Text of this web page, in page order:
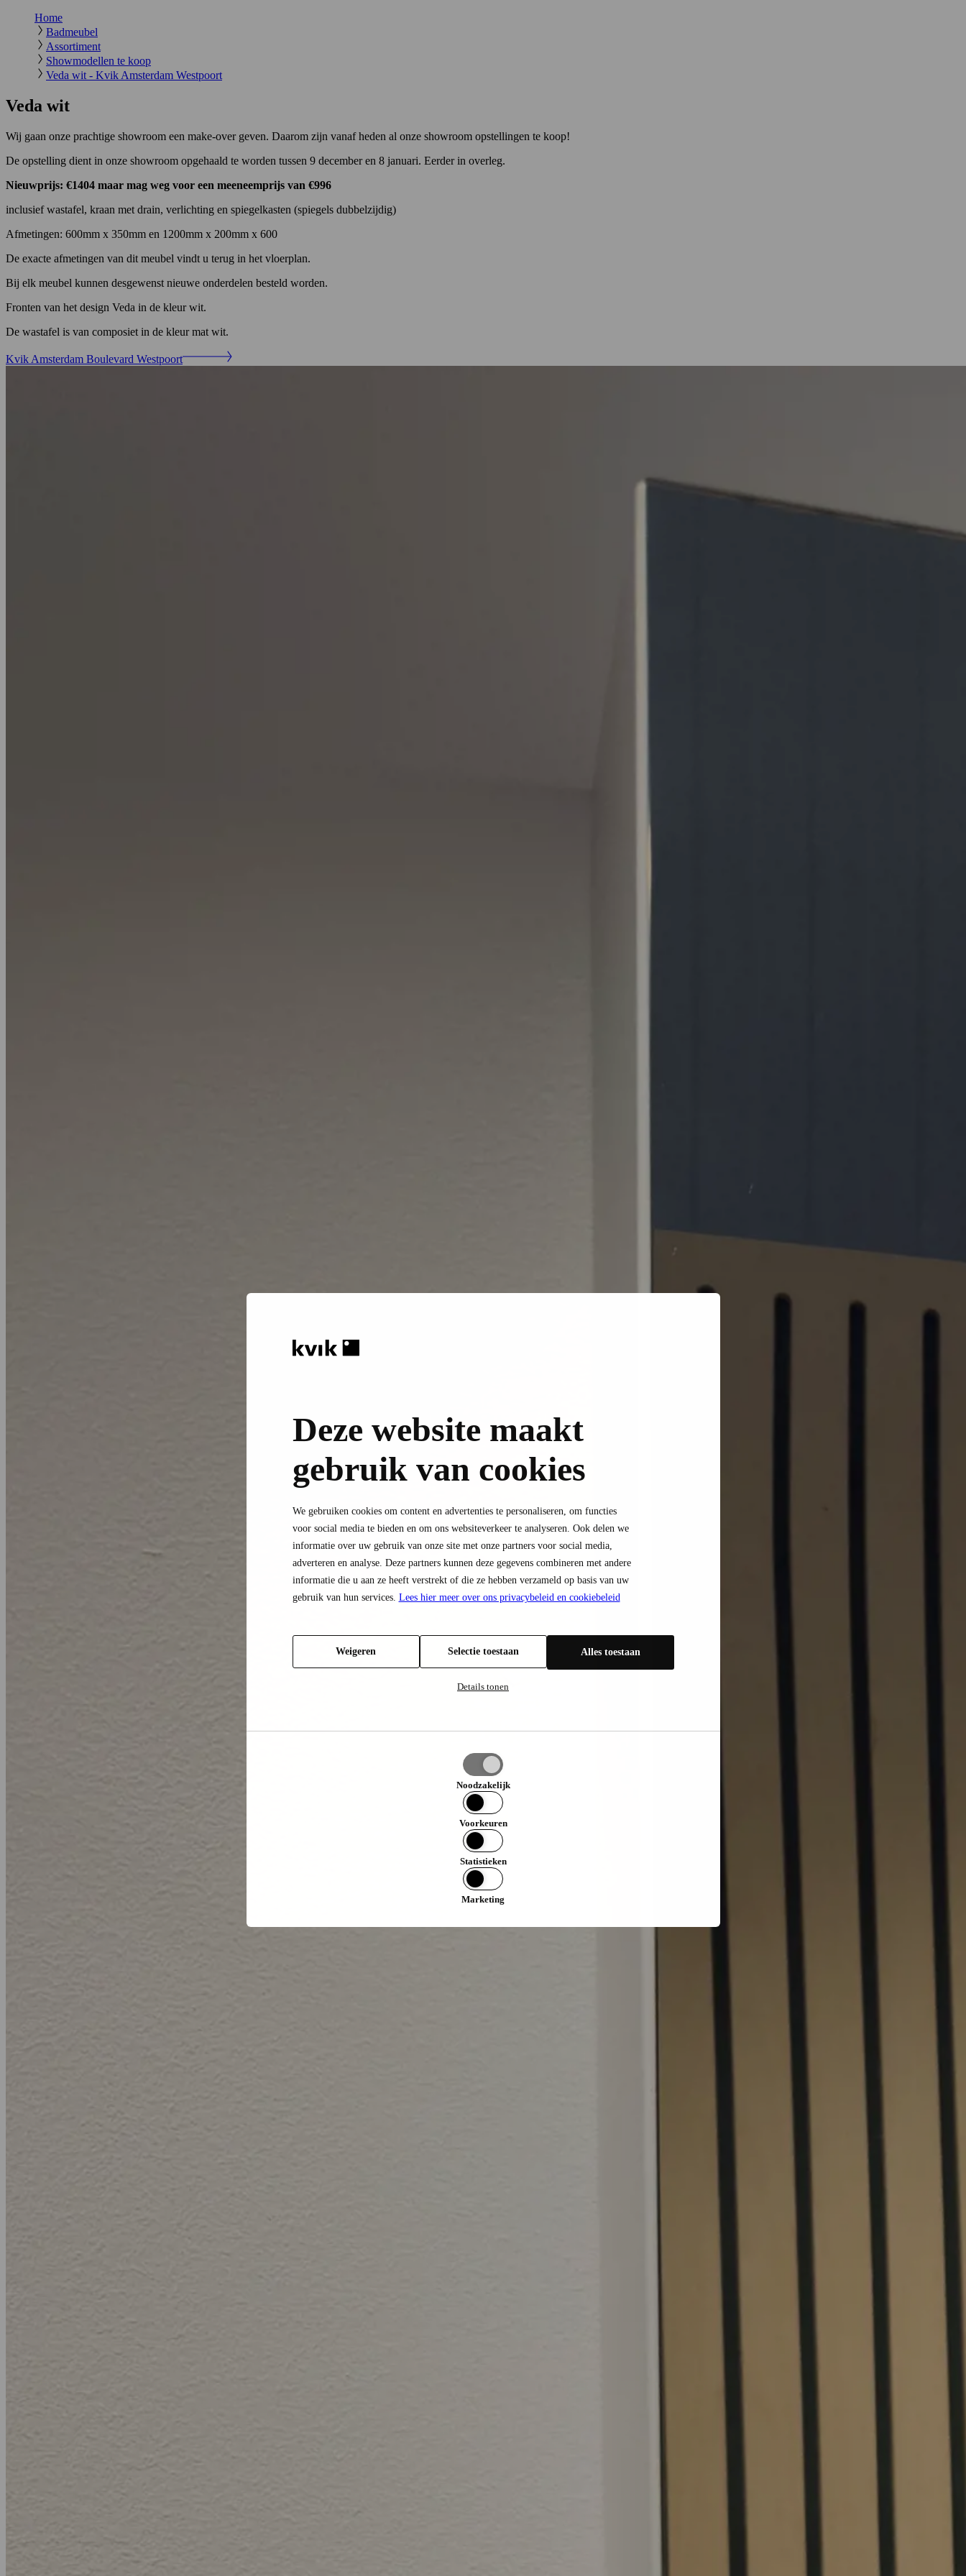
Deze website maakt
gebruik van cookies
We gebruiken cookies om content en advertenties te personaliseren, om functies
voor social media te bieden en om ons websiteverkeer te analyseren. Ook delen we
informatie over uw gebruik van onze site met onze partners voor social media,
adverteren en analyse. Deze partners kunnen deze gegevens combineren met andere
informatie die u aan ze heeft verstrekt of die ze hebben verzameld op basis van uw
gebruik van hun services. Lees hier meer over ons privacybeleid en cookiebeleid
Weigeren Selectie toestaan Alles toestaan
Details tonen
Noodzakelijk
Voorkeuren
Statistieken
Marketing
Home
Badmeubel
Assortiment
Showmodellen te koop
Veda wit - Kvik Amsterdam Westpoort
Veda wit
Wij gaan onze prachtige showroom een make-over geven. Daarom zijn vanaf heden al onze showroom opstellingen te koop!
De opstelling dient in onze showroom opgehaald te worden tussen 9 december en 8 januari. Eerder in overleg.
Nieuwprijs: €1404 maar mag weg voor een meeneemprijs van €996
inclusief wastafel, kraan met drain, verlichting en spiegelkasten (spiegels dubbelzijdig)
Afmetingen: 600mm x 350mm en 1200mm x 200mm x 600
De exacte afmetingen van dit meubel vindt u terug in het vloerplan.
Bij elk meubel kunnen desgewenst nieuwe onderdelen besteld worden.
Fronten van het design Veda in de kleur wit.
De wastafel is van composiet in de kleur mat wit.
Kvik Amsterdam Boulevard Westpoort